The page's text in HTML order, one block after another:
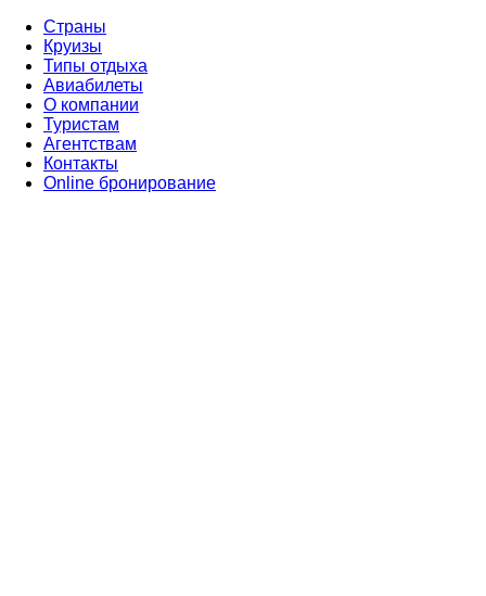
Страны
Круизы
Типы отдыха
Авиабилеты
О компании
Туристам
Агентствам
Контакты
Online бронирование